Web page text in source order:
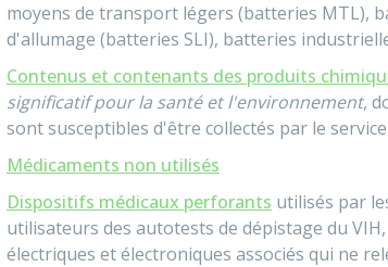
moyens de transport légers (batteries MTL),
d'allumage (batteries SLI), batteries
Contenus et contenants des produits
significatif pour la santé et l'environnement,
sont susceptibles d'être collectés par le
Médicaments non utilisés
Dispositifs médicaux perforants utilisés par
utilisateurs des autotests de dépistage du
électriques et électroniques associés qui ne